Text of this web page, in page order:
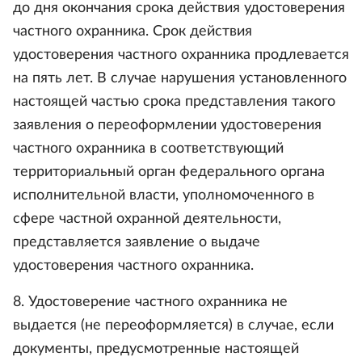
до дня окончания срока действия удостоверения
частного охранника. Срок действия
удостоверения частного охранника продлевается
на пять лет. В случае нарушения установленного
настоящей частью срока представления такого
заявления о переоформлении удостоверения
частного охранника в соответствующий
территориальный орган федерального органа
исполнительной власти, уполномоченного в
сфере частной охранной деятельности,
представляется заявление о выдаче
удостоверения частного охранника.
8. Удостоверение частного охранника не
выдается (не переоформляется) в случае, если
документы, предусмотренные настоящей